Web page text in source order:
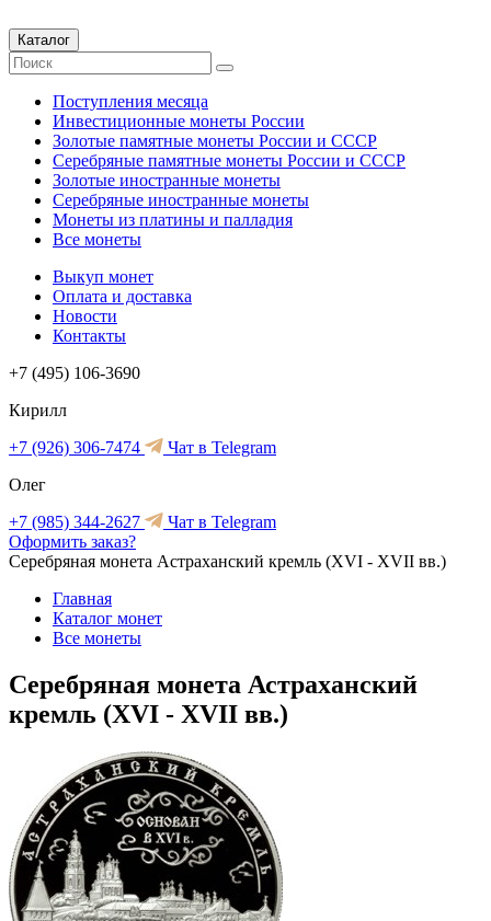
Каталог
Поступления месяца
Инвестиционные монеты России
Золотые памятные монеты России и СССР
Серебряные памятные монеты России и СССР
Золотые иностранные монеты
Серебряные иностранные монеты
Монеты из платины и палладия
Все монеты
Выкуп монет
Оплата и доставка
Новости
Контакты
+7 (495) 106-3690
Кирилл
+7 (926) 306-7474
Чат в Telegram
Олег
+7 (985) 344-2627
Чат в Telegram
Оформить заказ?
Серебряная монета Астраханский кремль (XVI - XVII вв.)
Главная
Каталог монет
Все монеты
Серебряная монета Астраханский
кремль (XVI - XVII вв.)